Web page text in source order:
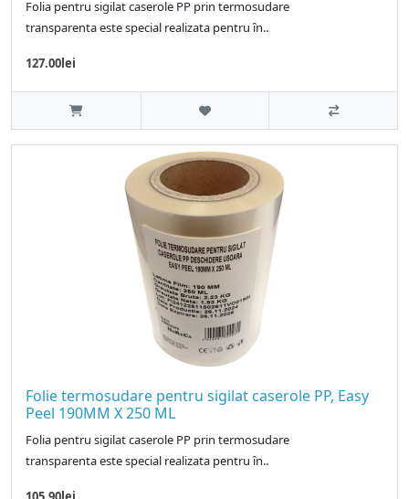
Folia pentru sigilat caserole PP prin termosudare
transparenta este special realizata pentru ȋn..
127.00lei
Folie termosudare pentru sigilat caserole PP, Easy
Peel 190MM X 250 ML
Folia pentru sigilat caserole PP prin termosudare
transparenta este special realizata pentru ȋn..